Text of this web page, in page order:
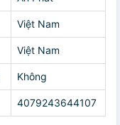
Việt Nam
Việt Nam
Không
4079243644107